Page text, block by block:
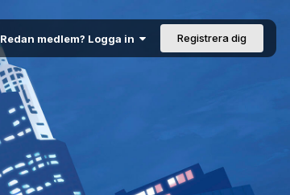
Redan medlem? Logga in Registrera dig